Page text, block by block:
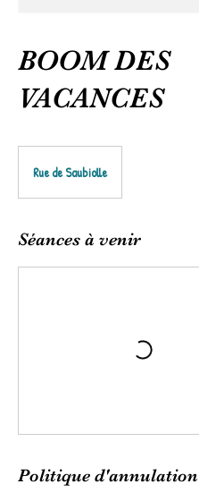
BOOM DES
VACANCES
Rue de Saubiolle
Séances à venir
Politique d'annulation